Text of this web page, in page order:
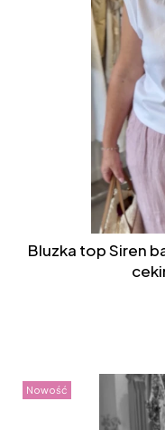
Bluzka top Siren
Nowość